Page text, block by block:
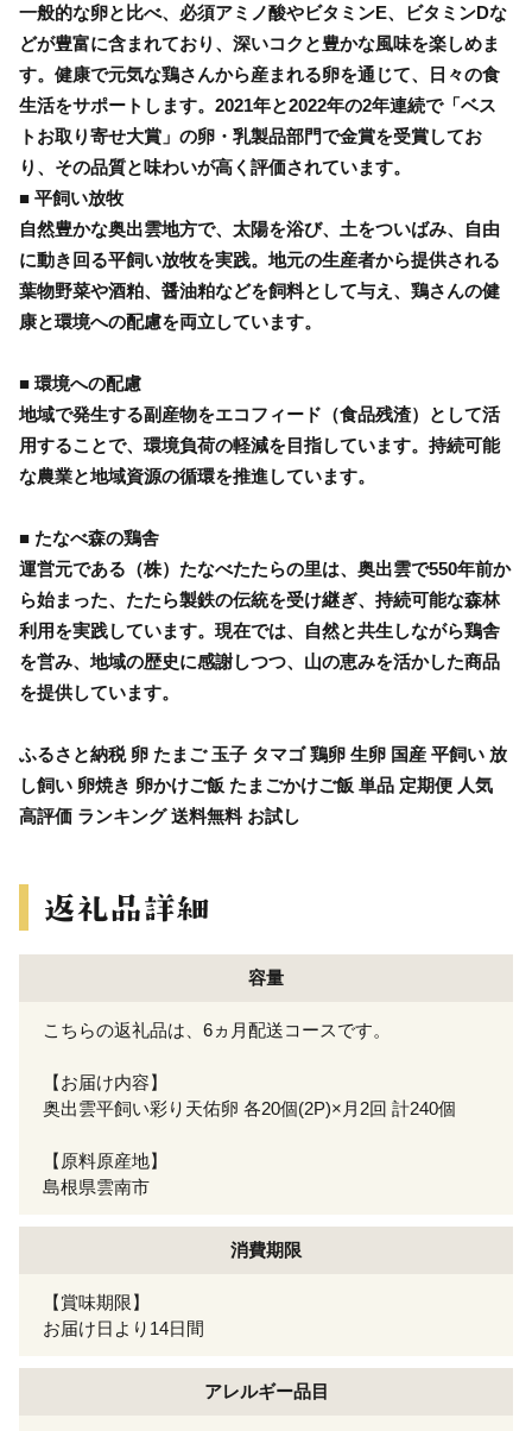
一般的な卵と比べ、必須アミノ酸やビタミンE、ビタミンDな
どが豊富に含まれており、深いコクと豊かな風味を楽しめま
す。健康で元気な鶏さんから産まれる卵を通じて、日々の食
生活をサポートします。2021年と2022年の2年連続で「ベス
トお取り寄せ大賞」の卵・乳製品部門で金賞を受賞してお
り、その品質と味わいが高く評価されています。
■ 平飼い放牧
自然豊かな奥出雲地方で、太陽を浴び、土をついばみ、自由
に動き回る平飼い放牧を実践。地元の生産者から提供される
葉物野菜や酒粕、醤油粕などを飼料として与え、鶏さんの健
康と環境への配慮を両立しています。
■ 環境への配慮
地域で発生する副産物をエコフィード（食品残渣）として活
用することで、環境負荷の軽減を目指しています。持続可能
な農業と地域資源の循環を推進しています。
■ たなべ森の鶏舎
運営元である（株）たなべたたらの里は、奥出雲で550年前か
ら始まった、たたら製鉄の伝統を受け継ぎ、持続可能な森林
利用を実践しています。現在では、自然と共生しながら鶏舎
を営み、地域の歴史に感謝しつつ、山の恵みを活かした商品
を提供しています。
ふるさと納税 卵 たまご 玉子 タマゴ 鶏卵 生卵 国産 平飼い 放
し飼い 卵焼き 卵かけご飯 たまごかけご飯 単品 定期便 人気
高評価 ランキング 送料無料 お試し
容量
こちらの返礼品は、6ヵ月配送コースです。
【お届け内容】
奥出雲平飼い彩り天佑卵 各20個(2P)×月2回 計240個
【原料原産地】
島根県雲南市
消費期限
【賞味期限】
お届け日より14日間
アレルギー品目